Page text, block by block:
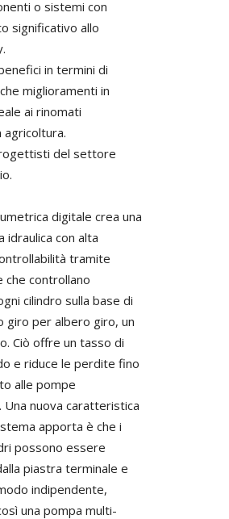
o sistemi con
significativo allo
in termini di
miglioramenti in
ai rinomati
agricoltura.
del settore
digitale crea una
idraulica con alta
tramite
che controllano
cilindro sulla base di
giro per albero giro, un
Ciò offre un tasso di
e riduce le perdite fino
alle pompe
Una nuova caratteristica
apporta è che i
possono essere
piastra terminale e
indipendente,
una pompa multi-